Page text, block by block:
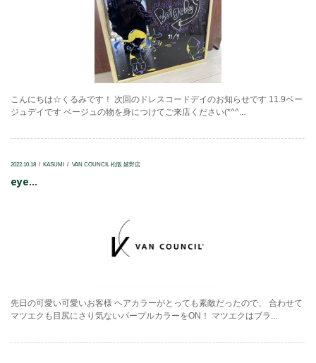
こんにちは☆くるみです！ 次回のドレスコードデイのお知らせです 11.9ベー
ジュデイです ベージュの物を身につけてご来店ください(*^^...
2022.10.18 KASUMI VAN COUNCIL 松阪 嬉野店
eye...
先日の可愛い可愛いお客様 ヘアカラーがとっても素敵だったので、 合わせて
マツエクも目尻にさり気ないパープルカラーをON！ マツエクはブラ...